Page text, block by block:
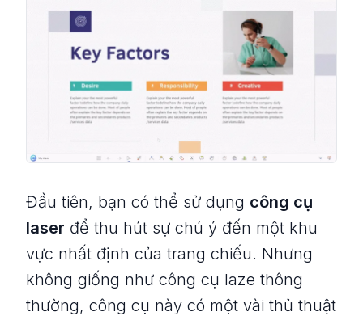
Đầu tiên, bạn có thể sử dụng công cụ
laser để thu hút sự chú ý đến một khu
vực nhất định của trang chiếu. Nhưng
không giống như công cụ laze thông
thường, công cụ này có một vài thủ thuật